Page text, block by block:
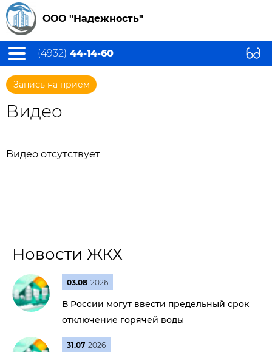
ООО "Надежность"
(4932) 44-14-60
Запись на прием
Видео
Видео отсутствует
Новости ЖКХ
03.08 2026
В России могут ввести предельный срок
отключение горячей воды
31.07 2026